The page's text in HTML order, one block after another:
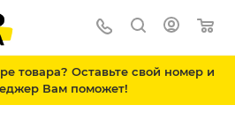
товара? Оставьте свой номер и
Вам поможет!